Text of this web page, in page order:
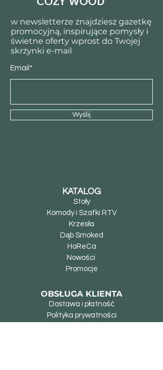
w newsletterze znajdziesz gazetkę
promocyjną, inspirujące pomysły i
świetne oferty wprost do Twojej
skrzynki e-mail
Email*
Wyślij
KATALOG
Stoły
Komody i Szafki RTV
Krzesła
Dąb Smoked
HoReCa
Nowości
Promocje
OBSŁUGA KLIENTA
Dostawa i płatność
Polityka prywatności